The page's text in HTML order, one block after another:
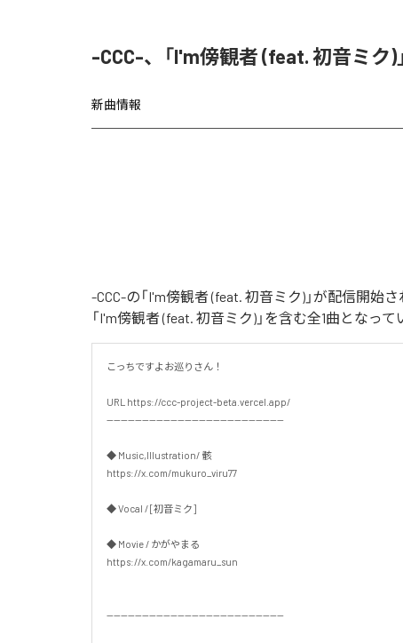
-CCC-、「I'm傍観者 (feat. 初音ミク)
新曲情報
-CCC-の「I'm傍観者 (feat. 初音ミク)」が配信開始
「I'm傍観者 (feat. 初音ミク)」を含む全1曲となって
こっちですよお巡りさん！
URL https://ccc-project-beta.vercel.app/
--------------------------------------------------
◆ Music,Illustration/ 骸
https://x.com/mukuro_viru77
◆ Vocal / [初音ミク]
◆ Movie / かがやまる
https://x.com/kagamaru_sun
--------------------------------------------------